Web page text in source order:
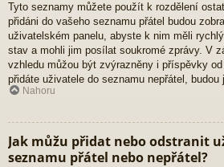
Tyto seznamy můžete použít k rozdělení
přidáni do vašeho seznamu přátel budou
uživatelském panelu, abyste k nim měli
stav a mohli jim posílat soukromé zprávy. V
vzhledu můžou být zvýrazněny i příspěvky
přidáte uživatele do seznamu nepřátel,
Nahoru
Jak můžu přidat nebo odstranit
seznamu přátel nebo nepřátel?